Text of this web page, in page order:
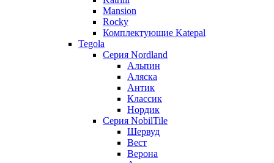
Mansion
Rocky
Комплектующие Katepal
Tegola
Серия Nordland
Альпин
Аляска
Антик
Классик
Нордик
Серия NobilTile
Шервуд
Вест
Верона